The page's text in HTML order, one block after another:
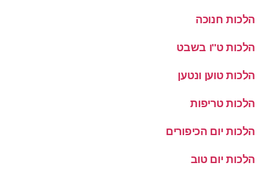
הלכות חנוכה
הלכות ט''ו בשבט
הלכות טוען ונטען
הלכות טריפות
הלכות יום הכיפורים
הלכות יום טוב